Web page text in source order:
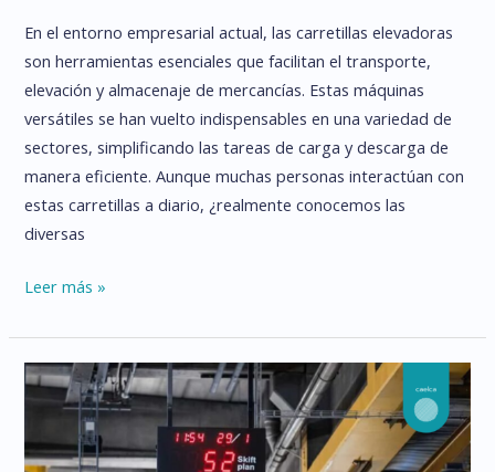
En el entorno empresarial actual, las carretillas elevadoras
son herramientas esenciales que facilitan el transporte,
elevación y almacenaje de mercancías. Estas máquinas
versátiles se han vuelto indispensables en una variedad de
sectores, simplificando las tareas de carga y descarga de
manera eficiente. Aunque muchas personas interactúan con
estas carretillas a diario, ¿realmente conocemos las
diversas
EXPLORAMOS
PARTES
ESENCIALES
DE
CARRETILLA
Leer más »